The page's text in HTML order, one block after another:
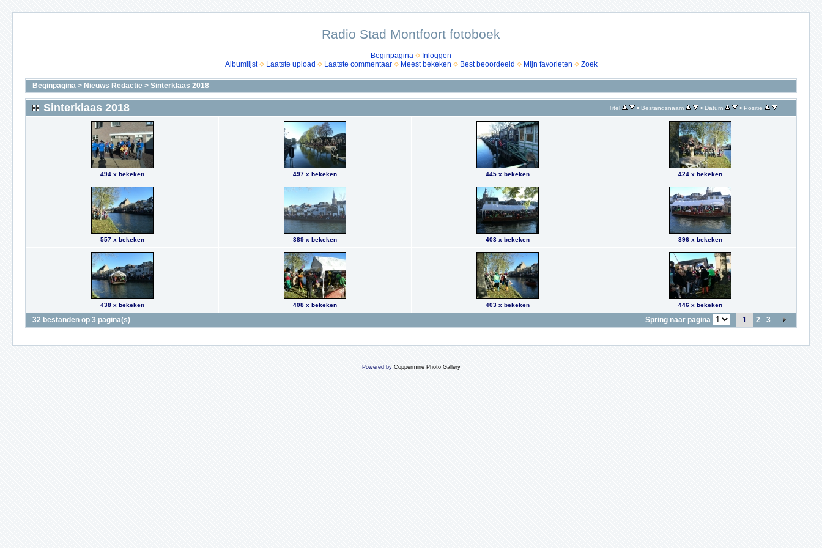
Radio Stad Montfoort fotoboek
Beginpagina
Inloggen
Albumlijst
Laatste upload Laatste commentaar Meest bekeken Best beoordeeld Mijn favorieten Zoek
Beginpagina > Nieuws Redactie > Sinterklaas 2018
Sinterklaas 2018 Titel • Bestandsnaam • Datum • Positie
494 x bekeken 497 x bekeken 445 x bekeken 424 x bekeken
557 x bekeken 389 x bekeken 403 x bekeken 396 x bekeken
438 x bekeken 408 x bekeken 403 x bekeken 446 x bekeken
32 bestanden op 3 pagina(s) Spring naar pagina 1 2 3
Powered by Coppermine Photo Gallery